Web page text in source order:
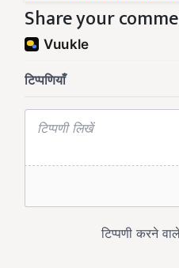
Share your